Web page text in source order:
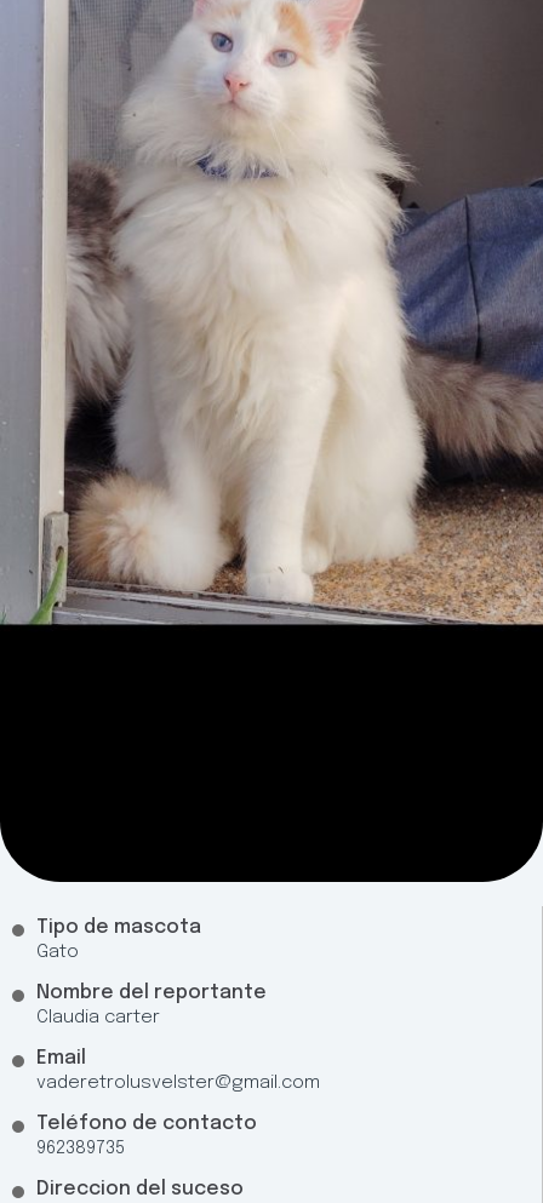
Tipo de mascota
Gato
Nombre del reportante
Claudia carter
Email
vaderetrolusvelster@gmail.com
Teléfono de contacto
962389735
Direccion del suceso